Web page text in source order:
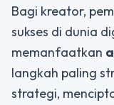
Bagi kreator,
sukses di dunia
memanfaatkan
langkah paling
strategi,